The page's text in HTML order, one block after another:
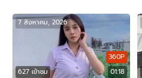
627 เข้าชม 01:18
360P
7 สิงหาคม, 2026